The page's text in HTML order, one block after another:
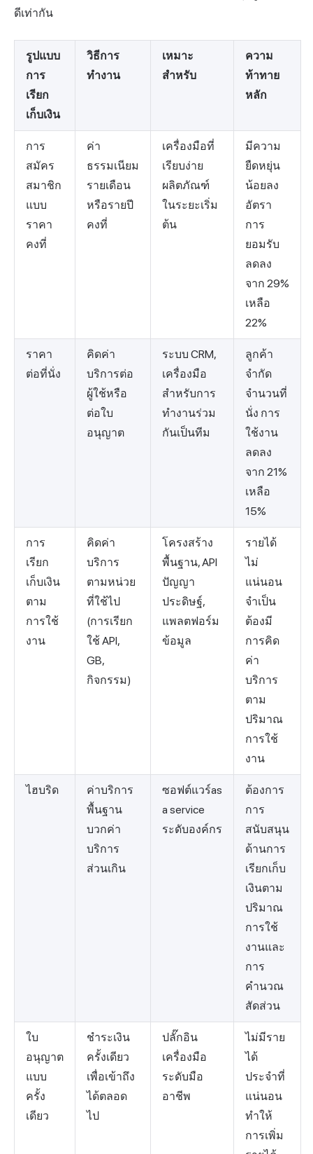
ดีเท่ากัน
รูปแบบ
การ
เรียก
เก็บเงิน
วิธีการ
ทำงาน
เหมาะ
สำหรับ
ความ
ท้าทาย
หลัก
การ
สมัคร
สมาชิก
แบบ
ราคา
คงที่
ค่า
ธรรมเนียม
รายเดือน
หรือรายปี
คงที่
เครื่องมือที่
เรียบง่าย
ผลิตภัณฑ์
ในระยะเริ่ม
ต้น
มีความ
ยืดหยุ่น
น้อยลง
อัตรา
การ
ยอมรับ
ลดลง
จาก 29%
เหลือ
22%
ราคา
ต่อที่นั่ง
คิดค่า
บริการต่อ
ผู้ใช้หรือ
ต่อใบ
อนุญาต
ระบบ CRM,
เครื่องมือ
สำหรับการ
ทำงานร่วม
กันเป็นทีม
ลูกค้า
จำกัด
จำนวนที่
นั่ง การ
ใช้งาน
ลดลง
จาก 21%
เหลือ
15%
การ
เรียก
เก็บเงิน
ตาม
การใช้
งาน
คิดค่า
บริการ
ตามหน่วย
ที่ใช้ไป
(การเรียก
ใช้ API,
GB,
กิจกรรม)
โครงสร้าง
พื้นฐาน, API
ปัญญา
ประดิษฐ์,
แพลตฟอร์ม
ข้อมูล
รายได้
ไม่
แน่นอน
จำเป็น
ต้องมี
การคิด
ค่า
บริการ
ตาม
ปริมาณ
การใช้
งาน
ไฮบริด
ค่าบริการ
พื้นฐาน
บวกค่า
บริการ
ส่วนเกิน
ซอฟต์แวร์as
a service
ระดับองค์กร
ต้องการ
การ
สนับสนุน
ด้านการ
เรียกเก็บ
เงินตาม
ปริมาณ
การใช้
งานและ
การ
คำนวณ
สัดส่วน
ใบ
อนุญาต
แบบ
ครั้ง
เดียว
ชำระเงิน
ครั้งเดียว
เพื่อเข้าถึง
ได้ตลอด
ไป
ปลั๊กอิน
เครื่องมือ
ระดับมือ
อาชีพ
ไม่มีราย
ได้
ประจำที่
แน่นอน
ทำให้
การเพิ่ม